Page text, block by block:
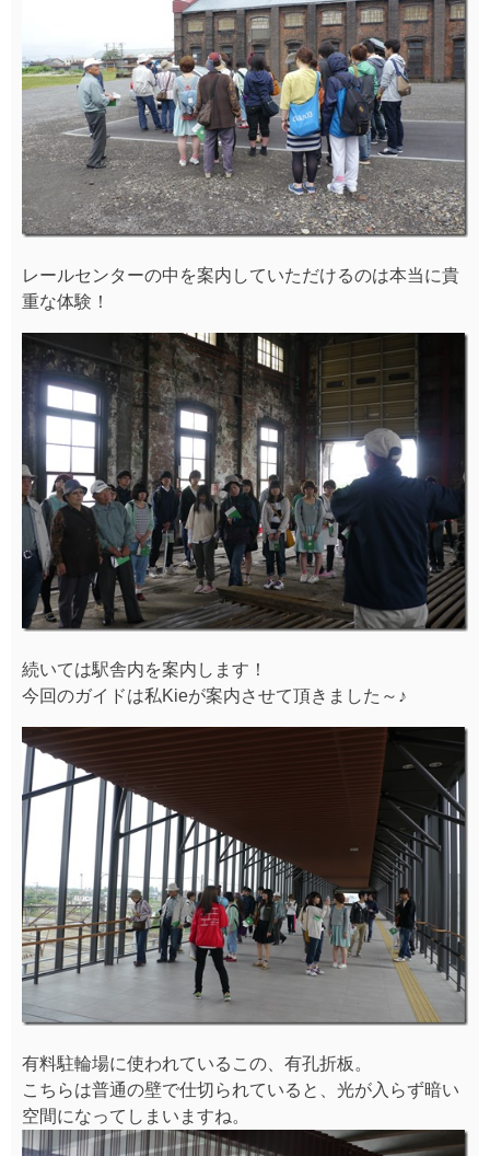
レールセンターの中を案内していただけるのは本当に貴
重な体験！
続いては駅舎内を案内します！
今回のガイドは私Kieが案内させて頂きました～♪
有料駐輪場に使われているこの、有孔折板。
こちらは普通の壁で仕切られていると、光が入らず暗い
空間になってしまいますね。